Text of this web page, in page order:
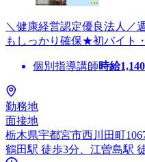
＼健康経営認定優良法人／
もしっかり確保★初バイト
個別指導講師時給1,140
勤務地
面接地
栃木県宇都宮市西川田町
鶴田駅 徒歩3分、江曽島駅